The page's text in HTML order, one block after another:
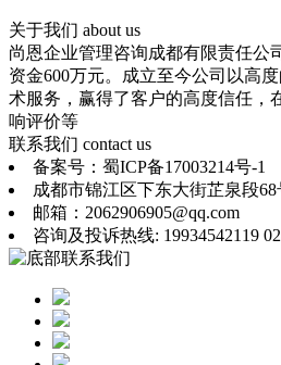
关于我们 about us
尚恩企业管理咨询成都有限责任公
资金600万元。成立至今公司以高
术服务，赢得了客户的高度信任，
响评价等
联系我们 contact us
备案号：蜀ICP备17003214号-1
成都市锦江区下东大街芷泉段68
邮箱：2062906905@qq.com
咨询及投诉热线: 19934542119